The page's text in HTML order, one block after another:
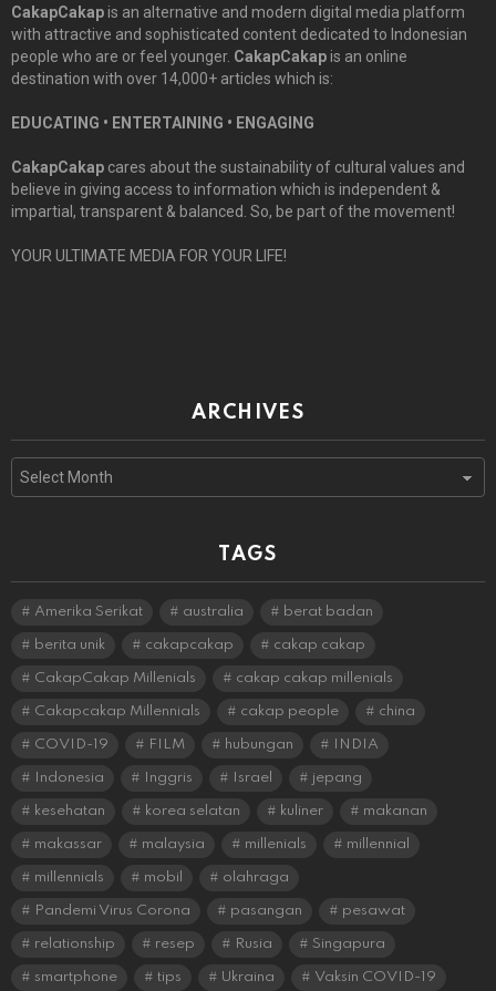
CakapCakapis an alternative and modern digital media platform
with attractive and sophisticated content dedicated to Indonesian
people who are or feel younger. CakapCakapis an online
destination with over 14,000+ articles which is:
EDUCATING • ENTERTAINING • ENGAGING
CakapCakap cares about the sustainability of cultural values and
believe in giving access to information which is independent &
impartial, transparent & balanced. So, be part of the movement!
YOUR ULTIMATE MEDIA FOR YOUR LIFE!
ARCHIVES
Archives
TAGS
Amerika Serikat australia berat badan
berita unik cakapcakap cakap cakap
CakapCakap Millenials cakap cakap millenials
Cakapcakap Millennials cakap people china
COVID-19 FILM hubungan INDIA
Indonesia Inggris Israel jepang
kesehatan korea selatan kuliner makanan
makassar malaysia millenials millennial
millennials mobil olahraga
Pandemi Virus Corona pasangan pesawat
relationship resep Rusia Singapura
smartphone tips Ukraina Vaksin COVID-19